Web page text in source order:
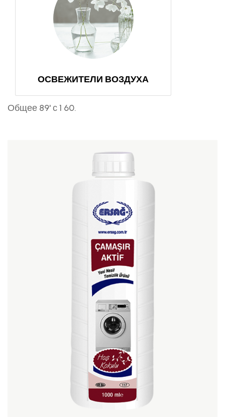
ОСВЕЖИТЕЛИ ВОЗДУХА
Общее 89' с 1 60.